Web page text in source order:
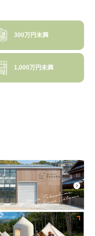
300万円未満
1,000万円未満